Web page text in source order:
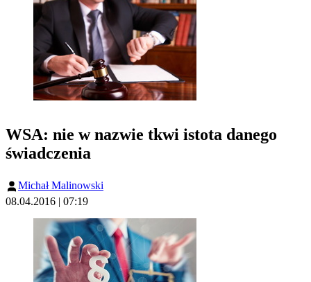
WSA: nie w nazwie tkwi istota danego
świadczenia
Michał Malinowski
08.04.2016 | 07:19